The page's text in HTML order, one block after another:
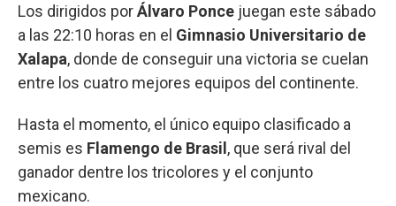
Los dirigidos porÁlvaro Ponce juegan este sábado
a las 22:10 horas en el Gimnasio Universitario de
Xalapa, donde de conseguir una victoria se cuelan
entre los cuatro mejores equipos del continente.
Hasta el momento, el único equipo clasificado a
semis es Flamengo de Brasil , que será rival del
ganador dentre los tricolores y el conjunto
mexicano.